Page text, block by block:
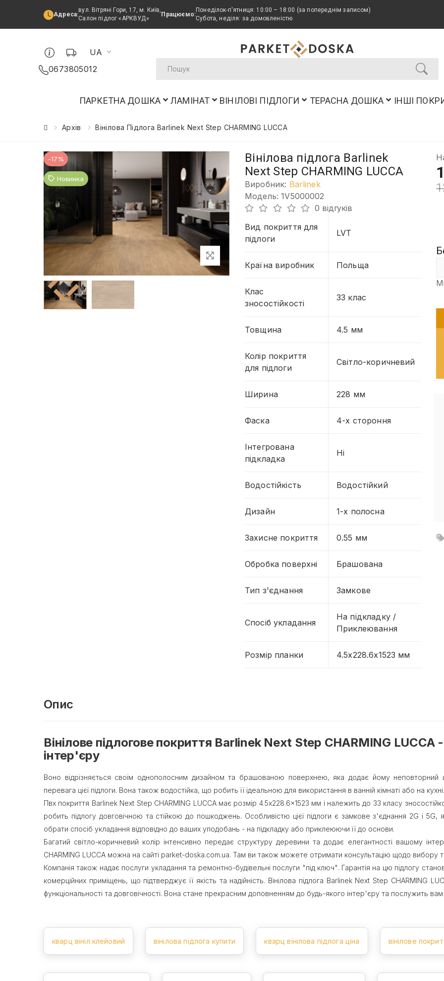
Адреса:
вул. Вітряні Гори, 17, м. Київ,
Салон підлог «АРКВУД»
Працюємо:
Понеділок-п'ятниця: 10:00 – 18:00 (за попереднім записом)
Субота, неділя: за домовленістю
UA
0673805012
ПАРКЕТНА ДОШКА ЛАМІНАТ ВІНІЛОВІ ПІДЛОГИ ТЕРАСНА ДОШКА ІНШІ
Архів Вінілова Підлога Barlinek Next Step CHARMING LUCCA
-17%
Новинка
Вінілова підлога Barlinek
Next Step CHARMING LUCCA
Виробник: Barlinek
Модель: 1V5000002
0 відгуків
Вид покриття для
підлоги
LVT
Країна виробник Польща
Клас
зносостійкості
33 клас
Товщина 4.5 мм
Колір покриття
для підлоги
Світло-коричневий
Ширина 228 мм
Фаска 4-х стороння
Інтегрована
підкладка
Ні
Водостійкість Водостійкий
Дизайн 1-х полосна
Захисне покриття 0.55 мм
Обробка поверхні Брашована
Тип з'єднання Замкове
Спосіб укладання
На підкладку /
Приклеювання
Розмір планки 4.5x228.6x1523 мм
Опис
Вінілове підлогове покриття Barlinek Next Step CHARMING LUCCA
інтер'єру
Воно відрізняється своїм однополосним дизайном та брашованою поверхнею, яка додає йому неповторний
перевага цієї підлоги. Вона також водостійка, що робить її ідеальною для використання в ванній кімнаті або на кухні.
Пвх покриття Barlinek Next Step CHARMING LUCCA має розмір 4.5x228.6x1523 мм і належить до 33 класу
робить підлогу довговічною та стійкою до пошкоджень. Особливістю цієї підлоги є замкове з'єднання 2G і
обрати спосіб укладання відповідно до ваших уподобань - на підкладку або приклеюючи її до основи.
Багатий світло-коричневий колір інтенсивно передає структуру деревини та додає елегантності вашому
CHARMING LUCCA можна на сайті parket-doska.com.ua. Там ви також можете отримати консультацію щодо вибору
Компанія також надає послуги укладання та ремонтно-будівельні послуги "під ключ". Гарантія на цю підлогу
комерційних приміщень, що підтверджує її якість та надійність. Вінілова підлога Barlinek Next Step CHARMING
функціональності та довговічності. Вона стане прекрасним доповненням до будь-якого інтер'єру та послужить
кварц вініл клейовий вінілова підлога купити кварц вінілова підлога ціна вінілове